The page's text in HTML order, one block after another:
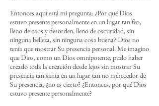
Entonces aquí está mi pregunta: ¿Por qué Dios
estuvo presente personalmente en un lugar tan feo,
lleno de caos y desorden, lleno de oscuridad, sin
ninguna belleza, sin ninguna cosa buena? Dios no
tenía que mostrar Su presencia personal. Me imagino
que Dios, como un Dios omnipotente, pudo haber
creado toda la creación desde lejos sin mostrar Su
presencia tan santa en un lugar tan no merecedor de
Su presencia, ¿no es cierto? ¿Entonces, por qué Dios
estuvo presente personalmente?